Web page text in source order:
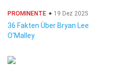
PROMINENTE 19 Dez 2025
36 Fakten Über Bryan Lee
O'Malley